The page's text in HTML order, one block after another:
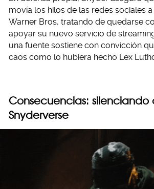
movía los hilos de las redes sociales
Warner Bros, tratando de quedarse
apoyar su nuevo servicio de
una fuente sostiene con convicción
caos como lo hubiera hecho Lex
Consecuencias: silenciando
Snyderverse